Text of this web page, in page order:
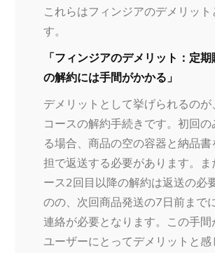
これらはフィンジアのデメリット
す。
「フィンジアのデメリット：定
の解約には手間がかかる」
デメリットとして挙げられるのが
コースの解約手続きです。初回の
る場合、商品の空の容器と納品書
担で返送する必要があります。ま
ース2回目以降の解約は返送の必
のの、次回商品発送の7日前まで
連絡が必要となります。この手
ユーザーにとってデメリットと